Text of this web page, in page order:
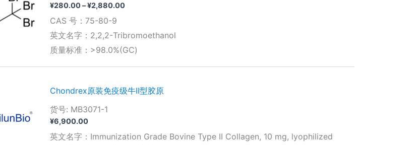
¥280.00–¥2,880.00价
围：
¥280.00
至
CAS 号：75-80-9
英文名字：2,2,2-Tribromoethanol
质量标准：>98.0%(GC)
Chondrex原装免疫级牛II型胶原
货号: MB3071-1
¥6,900.00
英文名字：Immunization Grade Bovine Type II Collagen, 10 mg, lyophilized